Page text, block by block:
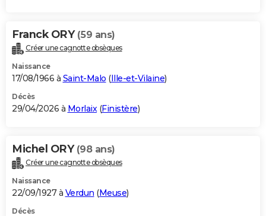
Franck ORY (59 ans)
Créer une cagnotte obsèques
Naissance
17/08/1966 à Saint-Malo (Ille-et-Vilaine)
Décès
29/04/2026 à Morlaix(Finistère)
Michel ORY (98 ans)
Créer une cagnotte obsèques
Naissance
22/09/1927 à Verdun (Meuse)
Décès